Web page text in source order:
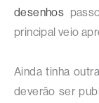
desenhos
principal veio
Ainda tinha
deverão ser